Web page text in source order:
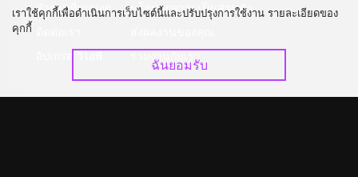
คำถามที่พบบ่อย
นโยบายความเป็นส่วนตัว
เราใช้คุกกี้เพื่อดำเนินการเว็บไซต์นี้และปรับปรุงการใช้งาน รายละเอียดของ
คุกกี้
ฉันยอมรับ